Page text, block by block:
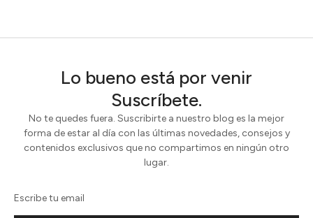
Lo bueno está por venir
Suscríbete.
No te quedes fuera. Suscribirte a nuestro blog es la mejor
forma de estar al día con las últimas novedades, consejos y
contenidos exclusivos que no compartimos en ningún otro
lugar.